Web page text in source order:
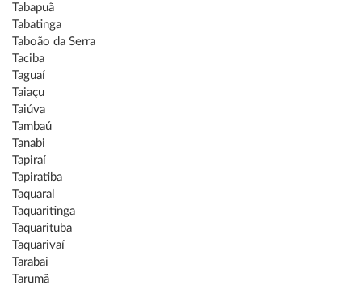
Tabapuã
Tabatinga
Taboão da Serra
Taciba
Taguaí
Taiaçu
Taiúva
Tambaú
Tanabi
Tapiraí
Tapiratiba
Taquaral
Taquaritinga
Taquarituba
Taquarivaí
Tarabai
Tarumã